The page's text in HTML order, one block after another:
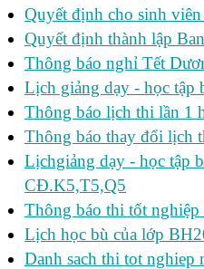
Quyết định cho sinh
Quyết định thành lập
Thông báo nghỉ Tết
Lịch giảng dạy - học tập
Thông báo lịch thi lần 1
Thông báo thay đổi lịch
Lịchgiảng dạy - học tập
CĐ.K5,T5,Q5
Thông báo thi tốt nghiệp
Lịch học bù của lớp
Danh sach thi tot